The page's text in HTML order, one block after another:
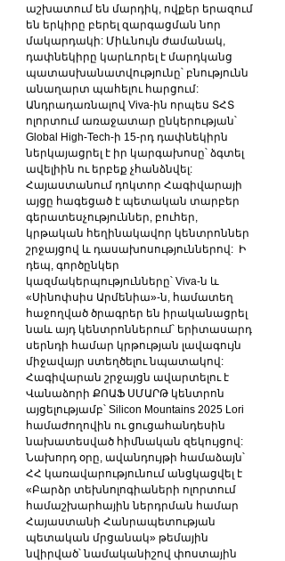
աշխատում են մարդիկ, ովքեր երազում
են երկիրը բերել զարգացման նոր
մակարդակի: Միևնույն ժամանակ,
դափնեկիրը կարևորել է մարդկանց
պատասխանատվությունը՝ բնությունն
անաղարտ պահելու հարցում:
Անդրադառնալով Viva-ին որպես ՏՀՏ
ոլորտում առաջատար ընկերության՝
Global High-Tech-ի 15-րդ դափնեկիրն
ներկայացրել է իր կարգախոսը՝ ձգտել
ավելիին ու երբեք չհանձնվել:
Հայաստանում դոկտոր Հագիվարայի
այցը հագեցած է պետական տարբեր
գերատեսչություններ, բուհեր,
կրթական հեղինակավոր կենտրոններ
շրջայցով և դասախոսություններով:  Ի
դեպ, գործընկեր
կազմակերպությունները՝ Viva-ն և
«Սինոփսիս Արմենիա»-ն, համատեղ
հաջողված ծրագրեր են իրականացրել
նաև այդ կենտրոններում՝ երիտասարդ
սերնդի համար կրթության լավագույն
միջավայր ստեղծելու նպատակով:
Հագիվարան շրջայցն ավարտելու է
Վանաձորի ՔՈԱՖ ՍՄԱՐԹ կենտրոն
այցելությամբ՝ Silicon Mountains 2025 Lori
համաժողովին ու ցուցահանդեսին
նախատեսված հիմնական զեկույցով:
Նախորդ օրը, ավանդույթի համաձայն՝
ՀՀ կառավարությունում անցկացվել է
«Բարձր տեխնոլոգիաների ոլորտում
համաշխարհային ներդրման համար
Հայաստանի Հանրապետության
պետական մրցանակ» թեմային
նվիրված՝ նամականիշով փոստային